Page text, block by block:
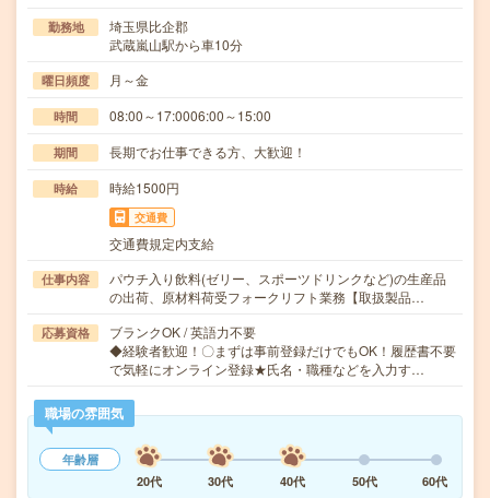
勤務地
埼玉県比企郡
武蔵嵐山駅から車10分
曜日頻度 月～金
時間 08:00～17:0006:00～15:00
期間 長期でお仕事できる方、大歓迎！
時給 時給1500円
交通費
交通費規定内支給
仕事内容
パウチ入り飲料(ゼリー、スポーツドリンクなど)の生産品
の出荷、原材料荷受フォークリフト業務【取扱製品…
応募資格
ブランクOK / 英語力不要
◆経験者歓迎！〇まずは事前登録だけでもOK！履歴書不要
で気軽にオンライン登録★氏名・職種などを入力す…
職場の雰囲気
年齢層
20代
30代 40代 50代 60代